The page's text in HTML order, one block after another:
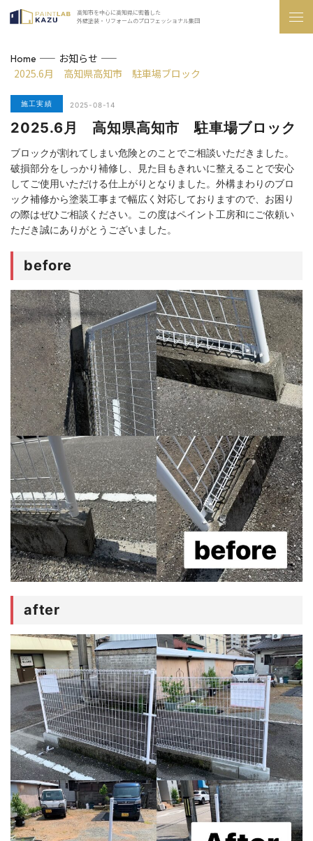
高知市を中心に高知県に密着した
外壁塗装・リフォームのプロフェッショナル集団
Home
お知らせ
2025.6月 高知県高知市 駐車場ブロック
施工実績 2025-08-14
2025.6月 高知県高知市 駐車場ブロック
ブロックが割れてしまい危険とのことでご相談いただきました。
破損部分をしっかり補修し、見た目もきれいに整えることで安心
してご使用いただける仕上がりとなりました。外構まわりのブロ
ック補修から塗装工事まで幅広く対応しておりますので、お困り
の際はぜひご相談ください。この度はペイント工房和にご依頼い
ただき誠にありがとうございました。
before
after